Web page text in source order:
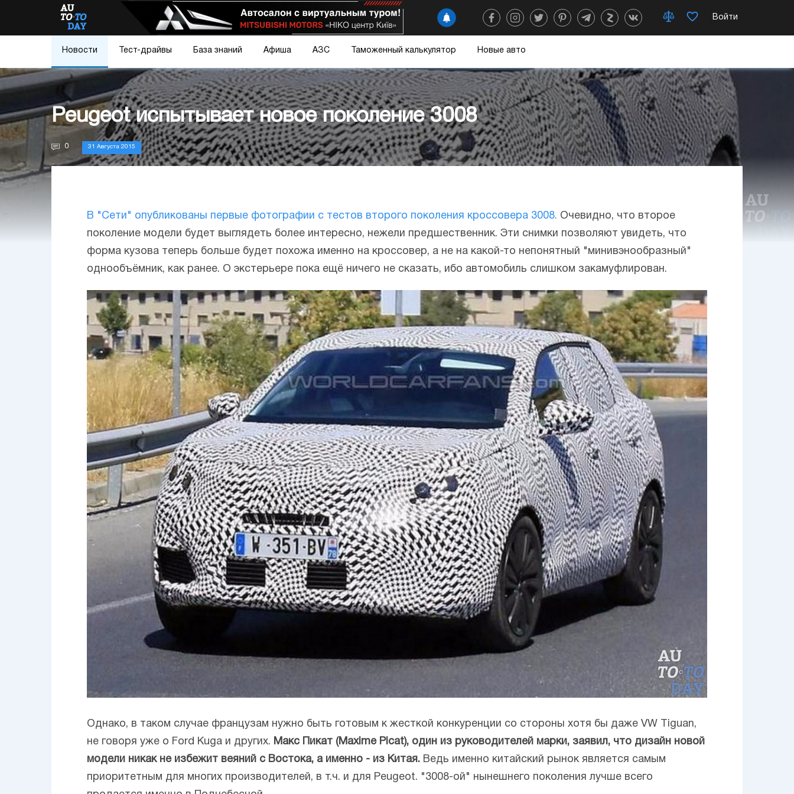
Войти
Новости Тест-драйвы База знаний Афиша АЗС Таможенный калькулятор Новые авто
Peugeot испытывает новое поколение 3008
0 31 Августа 2015
В "Сети" опубликованы первые фотографии с тестов второго поколения кроссовера 3008. Очевидно, что второе
поколение модели будет выглядеть более интересно, нежели предшественник. Эти снимки позволяют увидеть, что
форма кузова теперь больше будет похожа именно на кроссовер, а не на какой-то непонятный "минивэнообразный"
однообъёмник, как ранее. О экстерьере пока ещё ничего не сказать, ибо автомобиль слишком закамуфлирован.
Однако, в таком случае французам нужно быть готовым к жесткой конкуренции со стороны хотя бы даже VW Tiguan,
не говоря уже о Ford Kuga и других. Макс Пикат (Maxime Picat), один из руководителей марки, заявил, что дизайн новой
модели никак не избежит веяний с Востока, а именно - из Китая. Ведь именно китайский рынок является самым
приоритетным для многих производителей, в т.ч. и для Peugeot. "3008-ой" нынешнего поколения лучше всего